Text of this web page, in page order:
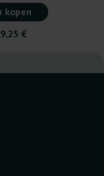
kopen
€